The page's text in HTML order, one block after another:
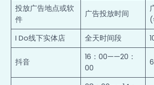
投放广告地点或软
件
广告投放时间
I Do线下实体店
全天时间段
抖音
16：00——20：
00